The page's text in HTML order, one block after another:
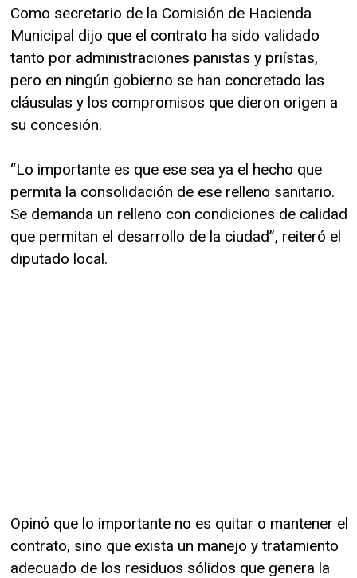
Como secretario de la Comisión de Hacienda
Municipal dijo que el contrato ha sido validado
tanto por administraciones panistas y priístas,
pero en ningún gobierno se han concretado las
cláusulas y los compromisos que dieron origen a
su concesión.
“Lo importante es que ese sea ya el hecho que
permita la consolidación de ese relleno sanitario.
Se demanda un relleno con condiciones de calidad
que permitan el desarrollo de la ciudad”, reiteró el
diputado local.
Opinó que lo importante no es quitar o mantener el
contrato, sino que exista un manejo y tratamiento
adecuado de los residuos sólidos que genera la